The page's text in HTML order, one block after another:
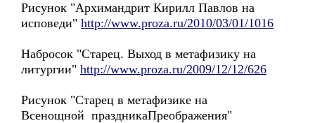
Рисунок "Архимандрит Кирилл Павлов на
исповеди" http://www.proza.ru/2010/03/01/1016
Набросок "Старец. Выход в метафизику на
литургии" http://www.proza.ru/2009/12/12/626
Рисунок "Старец в метафизике на
Всенощной праздникаПреображения"